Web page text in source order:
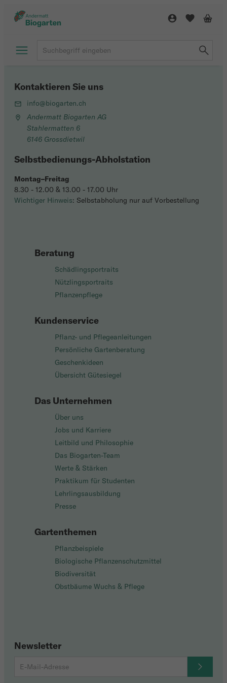
Beratung
Schädlingsportraits
Nützlingsportraits
Pflanzenpflege
Kundenservice
Pflanz- und Pflegeanleitungen
Persönliche Gartenberatung
Geschenkideen
Übersicht Gütesiegel
Das Unternehmen
Über uns
Jobs und Karriere
Leitbild und Philosophie
Das Biogarten-Team
Werte & Stärken
Praktikum für Studenten
Lehrlingsausbildung
Presse
Gartenthemen
Pflanzbeispiele
Biologische Pflanzenschutzmittel
Biodiversität
Obstbäume Wuchs & Pflege
Newsletter
Kontaktieren Sie uns
info@biogarten.ch
Andermatt Biogarten AG
Stahlermatten 6
6146 Grossdietwil
Selbstbedienungs-Abholstation
Montag–Freitag
8.30 - 12.00 & 13.00 - 17.00 Uhr
Wichtiger Hinweis: Selbstabholung nur auf Vorbestellung